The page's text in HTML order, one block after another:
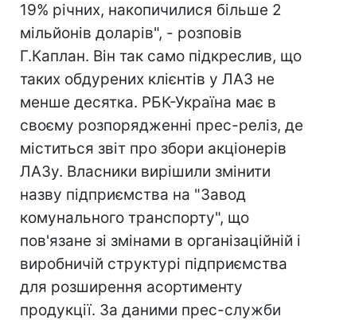
19% річних, накопичилися більше 2
мільйонів доларів", - розповів
Г.Каплан. Він так само підкреслив, що
таких обдурених клієнтів у ЛАЗ не
менше десятка. РБК-Україна має в
своєму розпорядженні прес-реліз, де
міститься звіт про збори акціонерів
ЛАЗу. Власники вирішили змінити
назву підприємства на "Завод
комунального транспорту", що
пов'язане зі змінами в організаційній і
виробничій структурі підприємства
для розширення асортименту
продукції. За даними прес-служби